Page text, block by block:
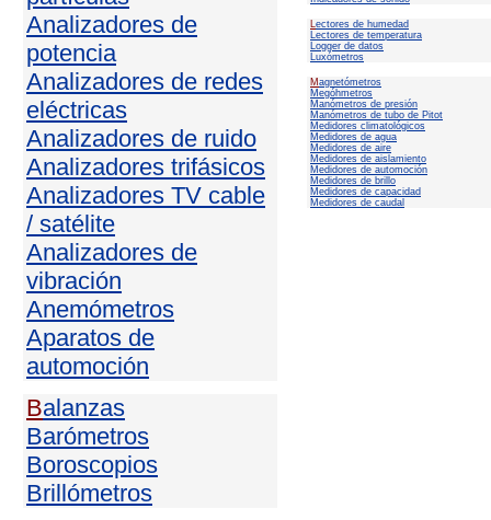
Analizadores de
potencia
Analizadores de redes
eléctricas
Analizadores de ruido
Analizadores trifásicos
Analizadores TV cable
/ satélite
Analizadores de
vibración
Anemómetros
Aparatos de
automoción
Balanzas
Barómetros
Boroscopios
Brillómetros
Lectores de humedad
Lectores de temperatura
Logger de datos
Luxómetros
M agnetómetros
Megóhmetros
Manómetros de presión
Manómetros de tubo de Pitot
Medidores climatológicos
Medidores de agua
Medidores de aire
Medidores de aislamiento
Medidores de automoción
Medidores de brillo
Medidores de capacidad
Medidores de caudal